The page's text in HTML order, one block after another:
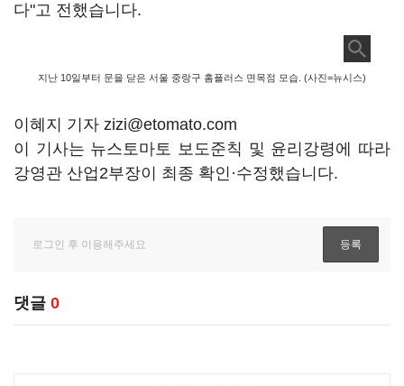
다"고 전했습니다.
지난 10일부터 문을 닫은 서울 중랑구 홈플러스 면목점 모습. (사진=뉴시스)
이혜지 기자 zizi@etomato.com
이 기사는 뉴스토마토 보도준칙 및 윤리강령에 따라
강영관 산업2부장이 최종 확인·수정했습니다.
댓글 0